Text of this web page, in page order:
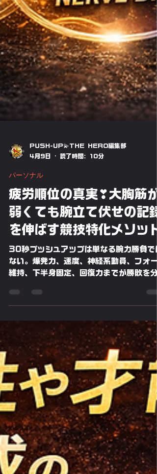
PUSH-UP💫THE HERO編集部
4月9日
読了時間: 10分
パーソナル
疲労順位の真実❣大胸筋が
弱くても腕立て伏せの記録
を伸ばす競技特化メソッド
30秒プッシュアップは単なる腕力勝負で
ない。爆発力、速度、神経系動員、フォー
維持、下半身固定、回復力までが勝敗を分
る総合競技である。本記事では30秒プッ
ュアップにおける筋疲労の優先順位を分析
し、大胸筋が弱点でも記録を伸ばす戦略を
説。上腕三頭筋・三角筋前部・体幹・下半
の連動を競技レベルで整理し、50回を狙
ためのSUPER HIIT実践メニューまで提
示。30秒競技に完全特化した世界水準の
立て伏せ攻略ガイド。